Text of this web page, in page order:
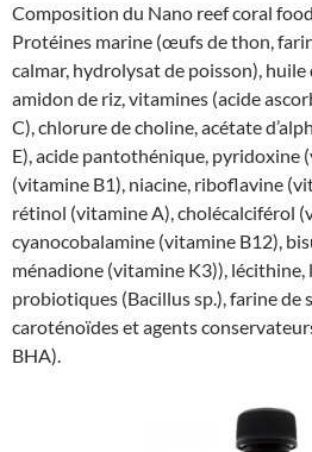
Composition du Nano reef coral
Protéines marine (œufs de thon,
calmar, hydrolysat de poisson),
amidon de riz, vitamines (acide
C), chlorure de choline, acétate
E), acide pantothénique, pyridoxine
(vitamine B1), niacine, riboflavine
rétinol (vitamine A), cholécalciférol
cyanocobalamine (vitamine B12),
ménadione (vitamine K3)), lécithine,
probiotiques (Bacillus sp.), farine de
caroténoïdes et agents
BHA).